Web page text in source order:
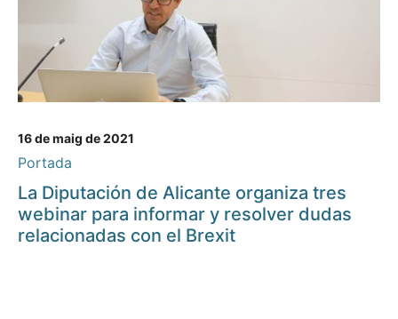
16 de maig de 2021
Portada
La Diputación de Alicante organiza tres
webinar para informar y resolver dudas
relacionadas con el Brexit